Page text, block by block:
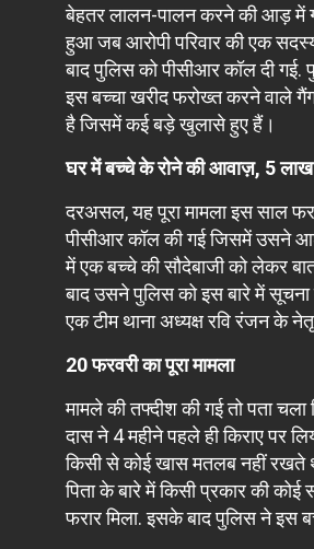
बेहतर लालन-पालन करने की आड़ में
हुआ जब आरोपी परिवार की एक
बाद पुलिस को पीसीआर कॉल दी
इस बच्चा खरीद फरोख्त करने वाले गैंग
है ज‍िसमें कई बड़े खुलासे हुए हैं।
घर में बच्चे के रोने की आवाज़, 5 लाख
दरअसल, यह पूरा मामला इस साल
पीसीआर कॉल की गई जिसमें उसने
में एक बच्चे की सौदेबाजी को लेकर
बाद उसने पुलिस को इस बारे में
एक टीम थाना अध्यक्ष रवि रंजन के
20 फरवरी का पूरा मामला
मामले की तफ्दीश की गई तो पता
दास ने 4 महीने पहले ही किराए पर
किसी से कोई खास मतलब नहीं रखते
पिता के बारे में किसी प्रकार की
फरार मिला. इसके बाद पुलिस ने इस